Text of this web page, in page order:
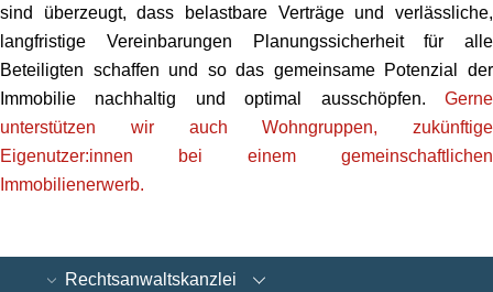
sind überzeugt, dass belastbare Verträge und verlässliche,
langfristige Vereinbarungen Planungssicherheit für alle
Beteiligten schaffen und so das gemeinsame Potenzial der
Immobilie nachhaltig und optimal ausschöpfen. Gerne
unterstützen wir auch Wohngruppen, zukünftige
Eigenutzer:innen bei einem gemeinschaftlichen
Immobilienerwerb.
Rechtsanwaltskanzlei